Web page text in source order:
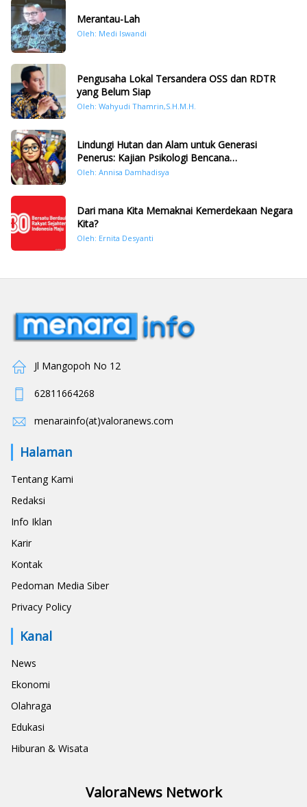
Merantau-Lah
Oleh: Medi Iswandi
Pengusaha Lokal Tersandera OSS dan RDTR
yang Belum Siap
Oleh: Wahyudi Thamrin,S.H.M.H.
Lindungi Hutan dan Alam untuk Generasi
Penerus: Kajian Psikologi Bencana
Hidrometeorologi di Sumatera Pasca Tragedi
Oleh: Annisa Damhadisya
Dari mana Kita Memaknai Kemerdekaan Negara
Kita?
Oleh: Ernita Desyanti
Jl Mangopoh No 12
62811664268
menarainfo(at)valoranews.com
Halaman
Tentang Kami
Redaksi
Info Iklan
Karir
Kontak
Pedoman Media Siber
Privacy Policy
Kanal
News
Ekonomi
Olahraga
Edukasi
Hiburan & Wisata
ValoraNews Network